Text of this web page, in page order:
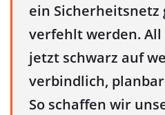
ein Sicherheitsnetz
verfehlt werden.
jetzt schwarz auf
verbindlich,
So schaffen wir